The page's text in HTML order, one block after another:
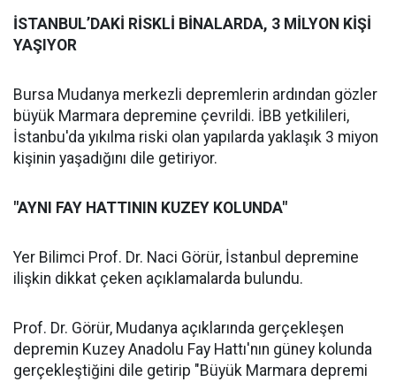
İSTANBUL’DAKİ RİSKLİ BİNALARDA, 3 MİLYON KİŞİ
YAŞIYOR
Bursa Mudanya merkezli depremlerin ardından gözler
büyük Marmara depremine çevrildi. İBB yetkilileri,
İstanbu'da yıkılma riski olan yapılarda yaklaşık 3 miyon
kişinin yaşadığını dile getiriyor.
"AYNI FAY HATTININ KUZEY KOLUNDA"
Yer Bilimci Prof. Dr. Naci Görür, İstanbul depremine
ilişkin dikkat çeken açıklamalarda bulundu.
Prof. Dr. Görür, Mudanya açıklarında gerçekleşen
depremin Kuzey Anadolu Fay Hattı'nın güney kolunda
gerçekleştiğini dile getirip "Büyük Marmara depremi